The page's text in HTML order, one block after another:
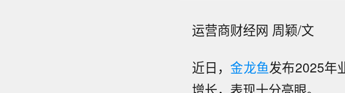
运营商财经网 周颖/文
近日，金龙鱼发布2025年